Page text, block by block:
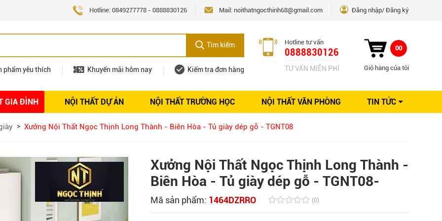
Hotline: 0849277778 - 0888830126 Mail: noithatngocthinh68@gmail.com Đăng nhập Đăng ký
Tìm kiếm
phẩm yêu thích Khuyến mãi hôm nay Kiểm tra đơn hàng
Hotline tư vấn
0888830126
TƯ VẤN MIỄN PHÍ
00
Giỏ hàng của tôi
GIA ĐÌNH NỘI THẤT DỰ ÁN NỘI THẤT TRƯỜNG HỌC NỘI THẤT VĂN PHÒNG TIN TỨC
thất
Giải pháp thiết kế
Xưởng Nội Thất Ngọc Thịnh Long Thành - Biên Hòa - Tủ giày dép gỗ - TGNT08
Xưởng Nội Thất Ngọc Thịnh Long Thành -
Biên Hòa - Tủ giày dép gỗ - TGNT08-
Mã sản phẩm: 1464DZRRO (0)